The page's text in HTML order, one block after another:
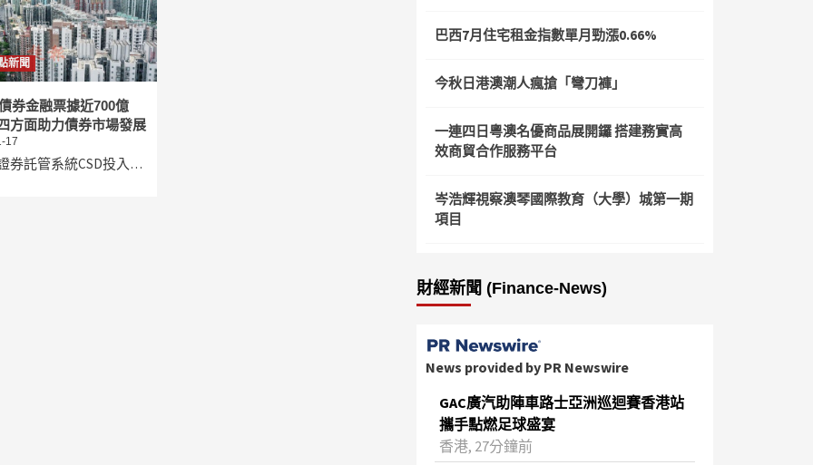
新聞
券金融票據近700億
方面助力債券市場發展
17
券託管系統CSD投入…
巴西7月住宅租金指數單月勁漲0.66%
今秋日港澳潮人瘋搶「彎刀褲」
一連四日粵澳名優商品展開鑼 搭建務實高
效商貿合作服務平台
岑浩輝視察澳琴國際教育（大學）城第一期
項目
財經新聞 (Finance-News)
News provided by PR Newswire
GAC廣汽助陣車路士亞洲巡迴賽香港站
攜手點燃足球盛宴
香港, 27分鐘前